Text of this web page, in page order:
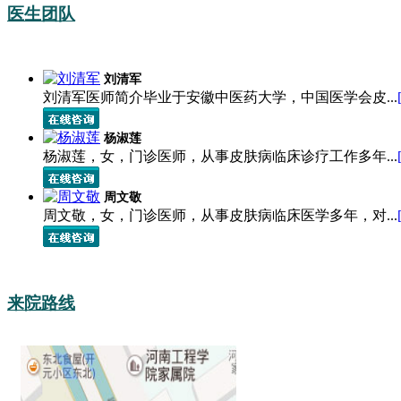
医生团队
刘清军
刘清军医师简介毕业于安徽中医药大学，中国医学会皮...
杨淑莲
杨淑莲，女，门诊医师，从事皮肤病临床诊疗工作多年...
周文敬
周文敬，女，门诊医师，从事皮肤病临床医学多年，对...
来院路线